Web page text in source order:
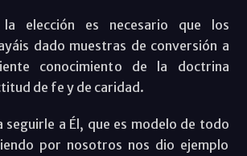
la elección es necesario que los
dado muestras de conversión a
conocimiento de la doctrina
de fe y de caridad.
seguirle a Él, que es modelo de todo
por nosotros nos dio ejemplo